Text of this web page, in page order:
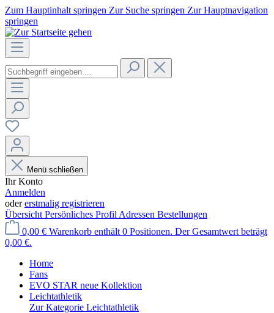
Zum Hauptinhalt springen Zur Suche springen Zur Hauptnavigation
springen
Menü schließen
Ihr Konto
Anmelden
odererstmalig registrieren
Übersicht Persönliches Profil Adressen Bestellungen
0,00 € Warenkorb enthält 0 Positionen. Der Gesamtwert beträgt
0,00 €.
Home
Fans
EVO STAR neue Kollektion
Leichtathletik
Zur Kategorie Leichtathletik